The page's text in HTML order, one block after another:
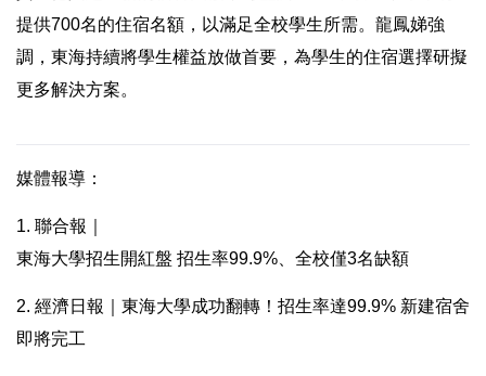
提供700名的住宿名額，以滿足全校學生所需。龍鳳娣強
調，東海持續將學生權益放做首要，為學生的住宿選擇研擬
更多解決方案。
媒體報導：
1. 聯合報｜
東海大學招生開紅盤 招生率99.9%、全校僅3名缺額
2. 經濟日報｜ 東海大學成功翻轉！招生率達99.9% 新建宿舍
即將完工